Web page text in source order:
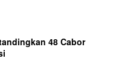
48 Cabor